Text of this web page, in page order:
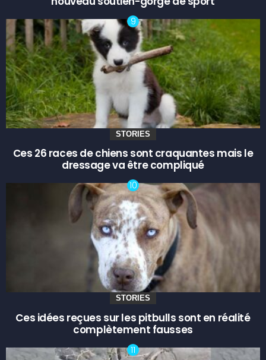
STORIES
Ces 26 races de chiens sont craquantes mais le
dressage va être compliqué
STORIES
Ces idées reçues sur les pitbulls sont en réalité
complètement fausses